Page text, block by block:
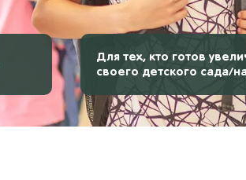
Для тех, кто готов
своего детского сада/